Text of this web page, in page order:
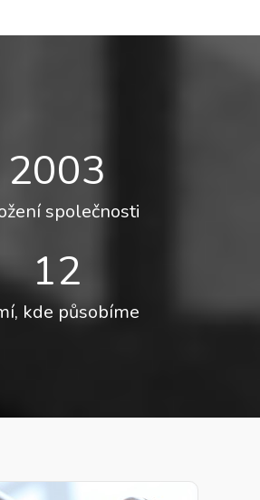
2003
společnosti
12
kde působíme